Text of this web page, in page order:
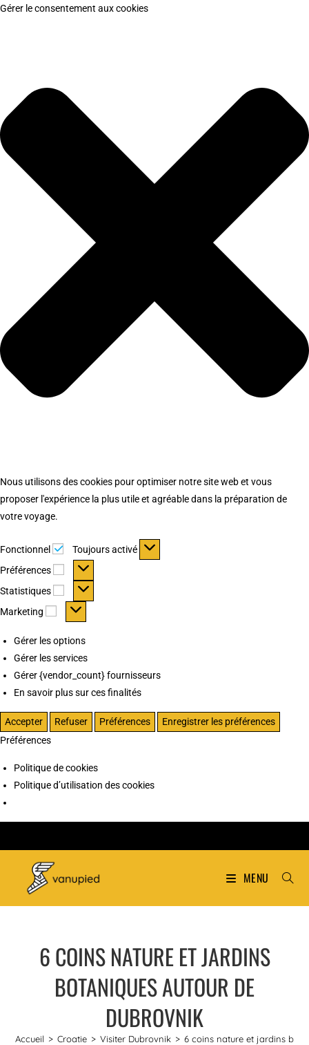
Gérer le consentement aux cookies
Nous utilisons des cookies pour optimiser notre site web et vous
proposer l'expérience la plus utile et agréable dans la préparation de
votre voyage.
Fonctionnel Fonctionnel
Toujours activé
Préférences
Préférences
Statistiques Statistiques
Marketing Marketing
Gérer les options
Gérer les services
Gérer {vendor_count} fournisseurs
En savoir plus sur ces finalités
Accepter Refuser Préférences
Enregistrer les préférences
Préférences
Politique de cookies
Politique d’utilisation des cookies
MENU
6 COINS NATURE ET JARDINS
BOTANIQUES AUTOUR DE
DUBROVNIK
Accueil > Croatie > Visiter Dubrovnik > 6 coins nature et jardins